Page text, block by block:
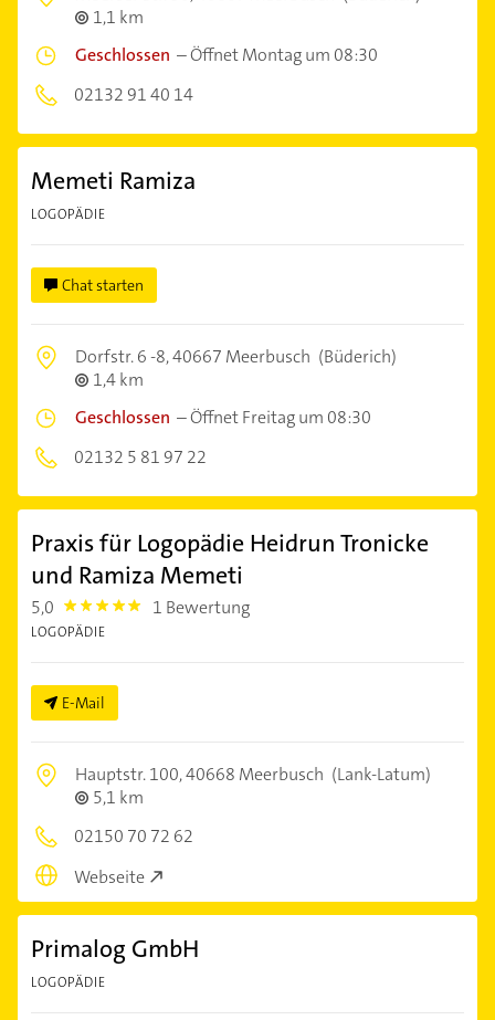
1,1 km
Geschlossen –Öffnet Montag um 08:30
02132 91 40 14
Memeti Ramiza
LOGOPÄDIE
Chat starten
Dorfstr. 6 -8,40667 Meerbusch (Büderich)
1,4 km
Geschlossen –Öffnet Freitag um 08:30
02132 5 81 97 22
Praxis für Logopädie Heidrun Tronicke
und Ramiza Memeti
5,0 5.0 1 Bewertung
LOGOPÄDIE
E-Mail
Hauptstr. 100,40668 Meerbusch (Lank-Latum)
5,1 km
02150 70 72 62
Webseite
Primalog GmbH
LOGOPÄDIE